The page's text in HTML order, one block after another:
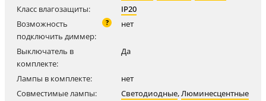
Класс влагозащиты:
IP20
Возможность
подключить диммер:
? нет
Выключатель в
комплекте:
Да
Лампы в комплекте:
нет
Совместимые лампы:
Светодиодные,Люминесцентные